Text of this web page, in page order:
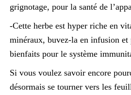
grignotage, pour la santé de
-Cette herbe est hyper riche en
minéraux, buvez-la en infusion et
bienfaits pour le système
Si vous voulez savoir encore
désormais se tourner vers les